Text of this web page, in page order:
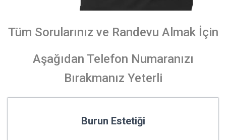
Tüm Sorularınız ve Randevu Almak İçin
Aşağıdan Telefon Numaranızı
Bırakmanız Yeterli
Burun Estetiği